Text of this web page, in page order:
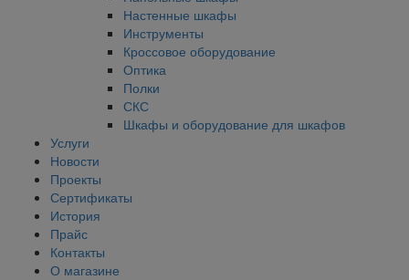
Настенные шкафы
Инструменты
Кроссовое оборудование
Оптика
Полки
СКС
Шкафы и оборудование для шкафов
Услуги
Новости
Проекты
Сертификаты
История
Прайс
Контакты
О магазине